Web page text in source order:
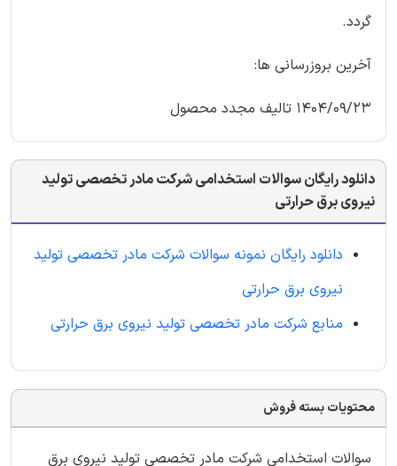
گردد.
آخرین بروزرسانی ها:
1404/09/23 تالیف مجدد محصول
دانلود رایگان سوالات استخدامی شرکت مادر تخصصی تولید
نیروی برق حرارتی
دانلود رایگان نمونه سوالات شرکت مادر تخصصی تولید
نیروی برق حرارتی
منابع شرکت مادر تخصصی تولید نیروی برق حرارتی
محتویات بسته فروش
سوالات استخدامی شرکت مادر تخصصی تولید نیروی برق